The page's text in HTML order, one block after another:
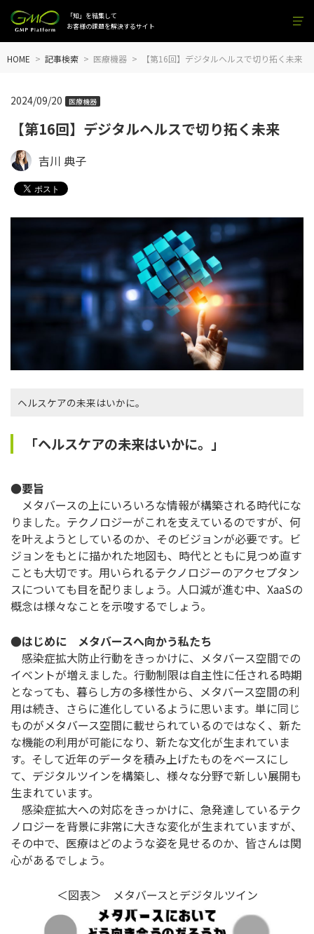
「知」を結集して
お客様の課題を解決するサイト
HOME 記事検索 医療機器 【第16回】デジタルヘルスで切り拓く未来
【第16回】デジタルヘルスで切り拓く未来
2024/09/20 医療機器
吉川 典子
ヘルスケアの未来はいかに。
「ヘルスケアの未来はいかに。」
●要旨
メタバースの上にいろいろな情報が構築される時代にな
りました。テクノロジーがこれを支えているのですが、何
を叶えようとしているのか、そのビジョンが必要です。ビ
ジョンをもとに描かれた地図も、時代とともに見つめ直す
ことも大切です。用いられるテクノロジーのアクセプタン
スについても目を配りましょう。人口減が進む中、XaaSの
概念は様々なことを示唆するでしょう。
●はじめに メタバースへ向かう私たち
感染症拡大防止行動をきっかけに、メタバース空間での
イベントが増えました。行動制限は自主性に任される時期
となっても、暮らし方の多様性から、メタバース空間の利
用は続き、さらに進化しているように思います。単に同じ
ものがメタバース空間に載せられているのではなく、新た
な機能の利用が可能になり、新たな文化が生まれていま
す。そして近年のデータを積み上げたものをベースにし
て、デジタルツインを構築し、様々な分野で新しい展開も
生まれています。
感染症拡大への対応をきっかけに、急発達しているテク
ノロジーを背景に非常に大きな変化が生まれていますが、
その中で、医療はどのような姿を見せるのか、皆さんは関
心があるでしょう。
＜図表＞ メタバースとデジタルツイン